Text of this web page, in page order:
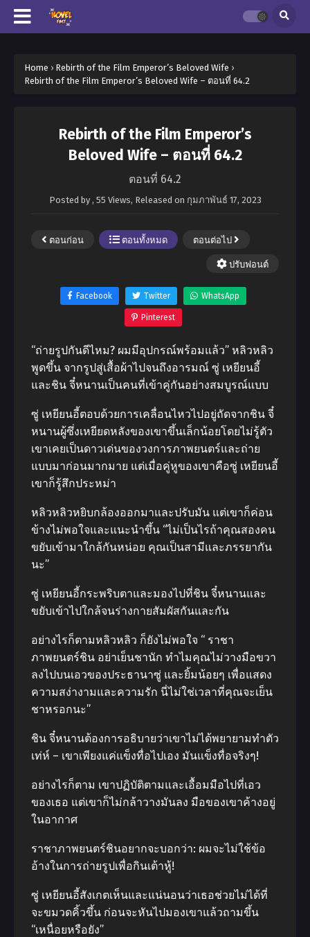
Home › Rebirth of the Film Emperor’s Beloved Wife ›
Rebirth of the Film Emperor’s Beloved Wife – ตอนที่ 64.2
Rebirth of the Film Emperor’s
Beloved Wife – ตอนที่ 64.2
ตอนที่ 64.2
Posted by , 55 Views, Released on กุมภาพันธ์ 17, 2023
ตอนก่อน ตอนทั้งหมด ตอนต่อไป
ปรับฟอนต์
Facebook Twitter WhatsApp
Pinterest
“ถ่ายรูปกันดีไหม? ผมมีอุปกรณ์พร้อมแล้ว” หลิวหลิว
พูดขึ้น จากรูปสู่เสื้อผ้าไปจนถึงอารมณ์ ซู่ เหยียนอี้
และชิน จี๋หนานเป็นคนที่เข้าคู่กันอย่างสมบูรณ์แบบ
ซู่ เหยียนอี้ตอบด้วยการเคลื่อนไหวไปอยู่ถัดจากชิน จี๋
หนานผู้ซึ่งเหยียดหลังของเขาขึ้นเล็กน้อยโดยไม่รู้ตัว
เขาเคยเป็นดาวเด่นของวงการภาพยนตร์​และถ่าย
แบบมาก่อนมากมาย แต่เมื่อคู่หูของเขาคือซู่ เหยียนอี้
เขาก็รู้สึกประหม่า
หลิวหลิวหยิบกล้องออกมาและปรับมัน แต่เขาก็ค่อน
ข้างไม่พอใจและแนะนำขึ้น “ไม่เป็นไรถ้าคุณสองคน
ขยับเข้ามาใกล้กันหน่อย​ คุณเป็นสามีและภรรยากัน
นะ”
ซู่ เหยียนอี้กระพริบตาและมองไปที่ชิน จี๋หนานและ
ขยับเข้าไปใกล้จนร่างกายสัมผัสกันและกัน​
อย่างไรก็ตามหลิวหลิว ก็ยังไม่พอใจ “ ราชา
ภาพยนตร์ชิน อย่าเย็นชา​นัก ทำไม​คุณไม่​วางมือขวา
ลงไปบนเอวของประธานาซู่ และยิ้มน้อยๆ เพื่อแสดง
ความสง่างามและความรัก นี่ไม่ใช่เวลาที่คุณจะเย็น
ชาหรอก​นะ”
ชิน จี๋หนานต้องการอธิบายว่าเขาไม่ได้พยายามทำตัว
เท่ห์ – เขาเพียงแค่​แข็งทื่อไปเอง มันแข็งทื่อ​จริงๆ!
อย่างไรก็ตาม เขาปฏิบัติตามและเอื้อมมือไปที่เอว
ของเธอ แต่เขาก็ไม่กล้าวางมันลง มือของเขาค้างอยู่
ในอากาศ
ราชาภาพยนตร์​ชินอยากจะบอกว่า: ผมจะไม่ใช้ข้อ
อ้างในการถ่ายรูปเพื่อกินเต้าหู้!
ซู่ เหยียนอี้สังเกตเห็นและแน่นอนว่าเธอช่วยไม่ได้ที่
จะขมวดคิ้วขึ้น ก่อนจะหันไปมองเขาแล้วถามขึ้น
“เหนื่อยหรือยัง”